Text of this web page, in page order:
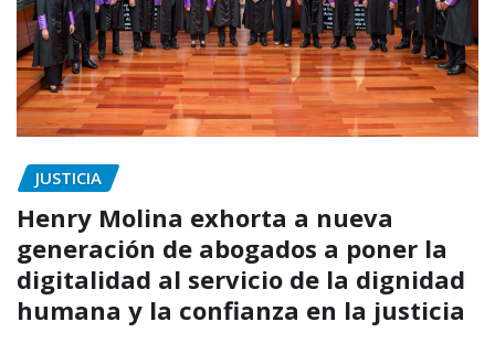
JUSTICIA
Henry Molina exhorta a nueva
generación de abogados a poner la
digitalidad al servicio de la dignidad
humana y la confianza en la justicia